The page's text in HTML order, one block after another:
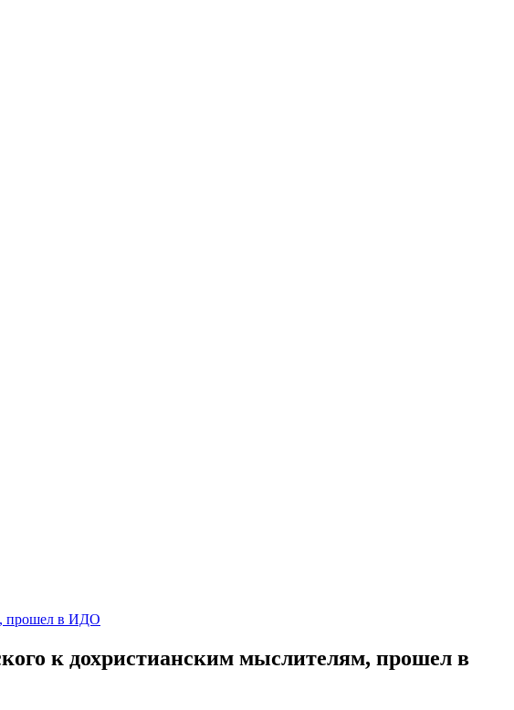
прошел в ИДО
к дохристианским мыслителям, прошел в